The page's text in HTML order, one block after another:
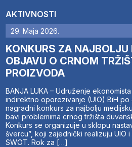
AKTIVNOSTI
29. Maja 2026.
KONKURS ZA NAJBOLJU
OBJAVU O CRNOM
PROIZVODA
BANJA LUKA – Udruženje
indirektno oporezivanje (UIO) BiH
nagradni konkurs za najbolju
bavi problemima crnog tržišta
Konkurs se organizuje u sklopu
švercu”, koji zajednički realizuju UIO
SWOT. Rok za […]